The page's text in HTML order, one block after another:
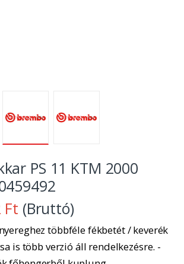
PS 11 KTM 2000
Ft (Bruttó)
többféle fékbetét / keverék
is több verzió áll rendelkezésre. -